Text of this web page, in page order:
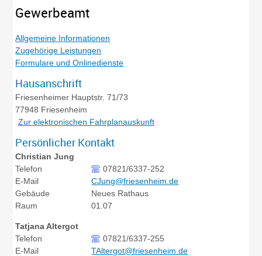
Gewerbeamt
Allgemeine Informationen
Zugehörige Leistungen
Formulare und Onlinedienste
Hausanschrift
Friesenheimer Hauptstr. 71/73
77948 Friesenheim
Zur elektronischen Fahrplanauskunft
Persönlicher Kontakt
Christian Jung
Telefon
07821/6337-252
E-Mail
CJung@friesenheim.de
Gebäude
Neues Rathaus
Raum
01.07
Tatjana Altergot
Telefon
07821/6337-255
E-Mail
TAltergot@friesenheim.de